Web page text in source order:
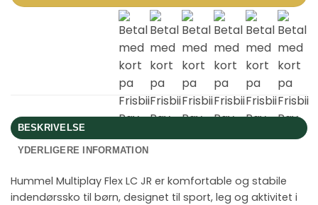
BESKRIVELSE
YDERLIGERE INFORMATION
Hummel Multiplay Flex LC JR er komfortable og stabile
indendørssko til børn, designet til sport, leg og aktivitet i